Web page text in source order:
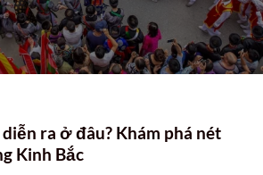
ra ở đâu? Khám phá nét
Kinh Bắc